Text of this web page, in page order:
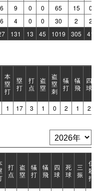
9 0 0 65 15
0
4 0 0 30 2
2
131 13 45 1019 305 41
本
塁
打
塁
打
打
点
盗
塁
盗
塁
刺
犠
打
犠
飛
四
球
1 17 3 1 0 2 1 2
打
点
盗
塁
犠
打
犠
飛
四
球
死
球
三
振
併
殺
打